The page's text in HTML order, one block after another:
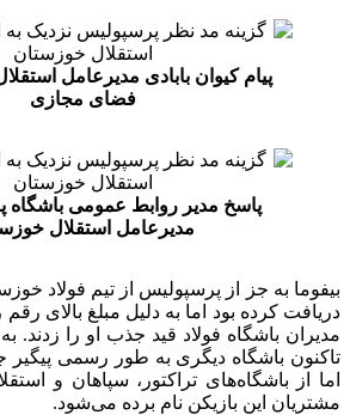
پیام کیوان بابادی مدیرعامل
فضای مجازی
پاسخ مدیر روابط عمومی باشگاه
مدیرعامل استقلال
بیفوما به جز از پرسپولیس از تیم فولاد
دریافت کرده بود اما به دلیل مبلغ بالای
مدیران باشگاه فولاد قید جذب او را زدند.
تاکنون باشگاه دیگری به طور رسمی
اما از باشگاه‌های تراکتور، سپاهان و
مشتریان این بازیکن نام برده می‌شود.